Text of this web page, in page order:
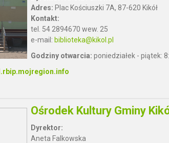
Adres: Plac Kościuszki 7A, 87-620 Kikół
Kontakt:
tel. 54 2894670 wew. 25
e-mail: biblioteka@kikol.pl
Godziny otwarcia: poniedziałek - piątek:
Ośrodek Kultury Gminy
Dyrektor:
Aneta Falkowska